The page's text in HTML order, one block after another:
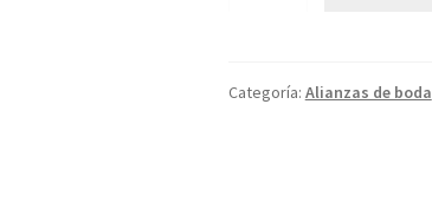
Categoría: Alianzas de boda